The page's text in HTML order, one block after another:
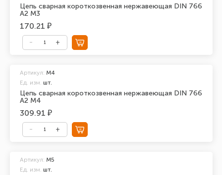
Цепь сварная короткозвенная нержавеющая DIN 766
А2 М3
170.21 ₽
Цепь сварная короткозвенная нержавеющая DIN 766
А2 М4
Артикул: М4
Ед. изм. шт.
309.91 ₽
Артикул: М5
Ед. изм. шт.